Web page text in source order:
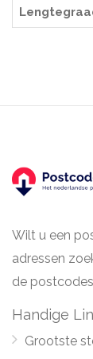
Wilt u een
adressen
de
Handige
Grootste